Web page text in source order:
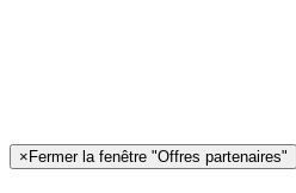
× Fermer la fenêtre "Offres partenaires"